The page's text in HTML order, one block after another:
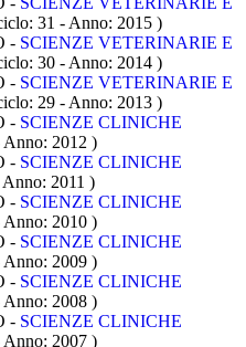
31 - Anno: 2015 )
- SCIENZE VETERINARIE E
30 - Anno: 2014 )
- SCIENZE VETERINARIE E
29 - Anno: 2013 )
- SCIENZE CLINICHE
2012 )
- SCIENZE CLINICHE
2011 )
- SCIENZE CLINICHE
2010 )
- SCIENZE CLINICHE
2009 )
- SCIENZE CLINICHE
2008 )
- SCIENZE CLINICHE
2007 )